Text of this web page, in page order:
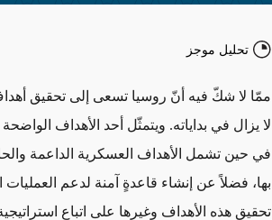
تحليل موجز
ممّا لا شكّ فيه أنّ روسيا تسعى إلى تحقيق
لا يزال في بداياته. ويتمثّل أحد الأهداف
في حين تشمل الأهداف العسكرية الداعمة
بها، فضلاً عن إنشاء قاعدةٍ آمنة لدعم
تحقيق هذه الأهداف وغيرها على اتباع